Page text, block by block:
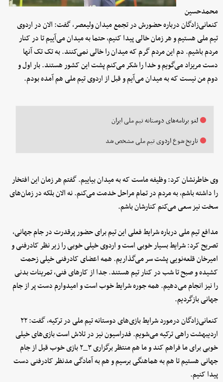
محمدحسین
کنعانی‌زادگان درباره حضورش در تجمع میدان ولیعصر، گفت: الان در اردوی
تیم ملی هستیم و هر زمان خالی پیدا کنیم، حتما به میدان می‌آییم تا در کنار
مردم باشیم. دم این مردم گرم که میدان را خالی نمی‌کنند. به تک تک آنها
دست مریزاد می‌گویم و خدا را شکر می‌کنم پشت این کشور هستند. بار اول و
دوم من نیست که به میدان می‌آیم و قبل از اردوی تیم ملی هم آمده بودم.
لغو برنامه‌های دوستانه تیم ملی ایران
تاریخ شوع اردوی تیم ملی مشخص شد
وی خاطرنشان کرد: وظیفه ماست که به میدان بیاییم. گفتم هر زمان این افتخار
را داشته باشم، به مردم در تمام مراحل خدمت می‌کنم. نه الان بلکه در زمان‌های
سخت نیز سعی می‌کنم کنارشان باشم.
مدافع تیم ملی درباره شرایط فعلی این تیم برای حضور پرقدرت در جام جهانی،
تصریح کرد: شرایط بسیار خوبی است و اردوی خیلی خوبی را زیر نظر کادرفنی و
امیرخان قلعه‌نویی پشت سر می‌گذاریم. همه اعضای کادرفنی خیلی زحمت
کشیده و صبح تا شب در کنار تیم هستند. جدا از کارهای فنی، تمرینات بدنی
را نیز انجام می‌دهیم. همه جوره شرایط خوب است و امیدوارم دست پر از جام
جهانی بازگردیم.
کنعانی‌زادگان درمورد شرایط بازی‌های دوستانه تیم ملی در ترکیه، گفت: ۲۲
اردیبهشت راهی ترکیه می‌شویم. فدراسیون نیز در تلاش است بازی‌های خیلی
خوبی برای ما فراهم کند و ما هم منتظر برگزاری ۳_۲ بازی خوب قبل از جام
جهانی هستیم تا هم به هماهنگی برسیم و هم به آمادگی مدنظر کادرفنی دست
پیدا کنیم.